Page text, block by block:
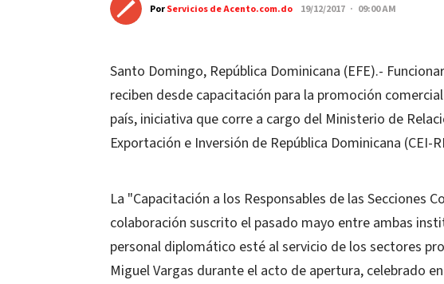
PorServicios de Acento.com.do 19/12/2017 · 09:00 AM
Santo Domingo, República Dominicana (EFE).-
reciben desde capacitación para la promoción
país, iniciativa que corre a cargo del Ministerio de
Exportación e Inversión de República Dominicana (CEI-
La "Capacitación a los Responsables de las Secciones
colaboración suscrito el pasado mayo entre ambas
personal diplomático esté al servicio de los sectores
Miguel Vargas durante el acto de apertura, celebrado